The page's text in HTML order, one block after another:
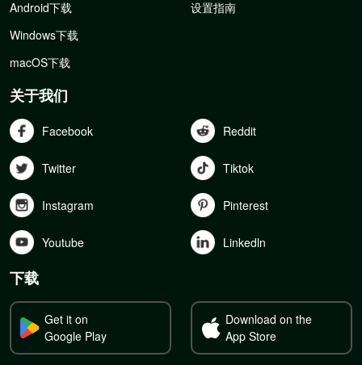
Android下载
Windows下载
macOS下载
设置指南
关于我们
Facebook Reddit
Twitter Tiktok
Instagram Pinterest
Youtube Linkedln
下载
Get it on
Google Play
Download on the
App Store